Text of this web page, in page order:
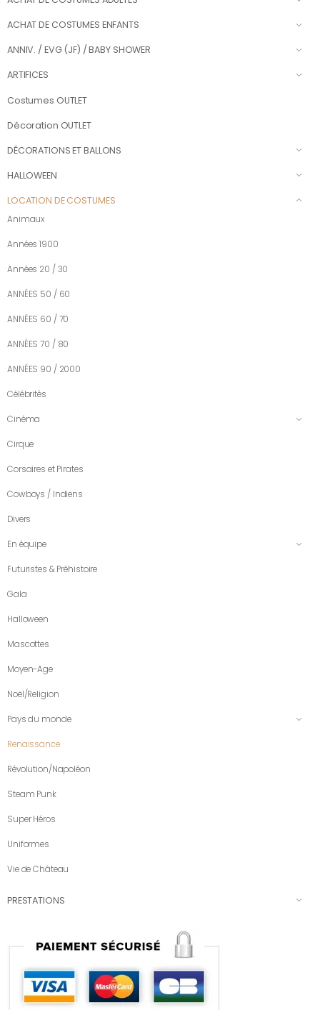
ACHAT DE COSTUMES ENFANTS
ANNIV. / EVG (JF) / BABY SHOWER
ARTIFICES
Costumes OUTLET
Décoration OUTLET
DÉCORATIONS ET BALLONS
HALLOWEEN
LOCATION DE COSTUMES
Animaux
Années 1900
Années 20 / 30
ANNÉES 50 / 60
ANNÉES 60 / 70
ANNÉES 70 / 80
ANNÉES 90 / 2000
Célébrités
Cinéma
Cirque
Corsaires et Pirates
Cowboys / Indiens
Divers
En équipe
Futuristes & Préhistoire
Gala
Halloween
Mascottes
Moyen-Age
Noël/Religion
Pays du monde
Renaissance
Révolution/Napoléon
Steam Punk
Super Héros
Uniformes
Vie de Château
PRESTATIONS